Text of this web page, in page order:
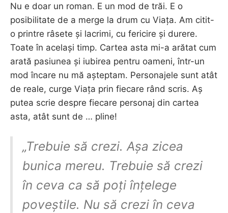
Nu e doar un roman. E un mod de trăi. E o
posibilitate de a merge la drum cu Viața. Am citit-
o printre râsete și lacrimi, cu fericire și durere.
Toate în același timp. Cartea asta mi-a arătat cum
arată pasiunea și iubirea pentru oameni, într-un
mod încare nu mă așteptam. Personajele sunt atât
de reale, curge Viața prin fiecare rând scris. Aș
putea scrie despre fiecare personaj din cartea
asta, atât sunt de … pline!
„Trebuie să crezi. Așa zicea
bunica mereu. Trebuie să crezi
în ceva ca să poți înțelege
poveștile. Nu să crezi în ceva